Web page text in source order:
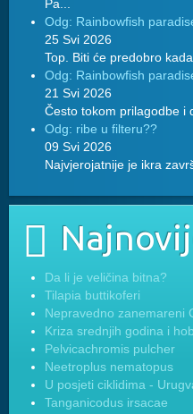
Pa...
Odg: Rainbowfish
25 Svi 2026
Top. Biti će predobro
Odg: Rainbowfish
21 Svi 2026
Često tokom prilagodbe i
Odg: ribe u filteru??
09 Svi 2026
Najvjerojatnije je ikra
Da li je veličina bitna?
Tilapia buttikoferi
Nepravedno zanemareni
Kriza srednjih godina i
Pelvicachromis pulcher
Neetroplus nematopus
U posjeti ciklidima -
Tanganicodus irsacae